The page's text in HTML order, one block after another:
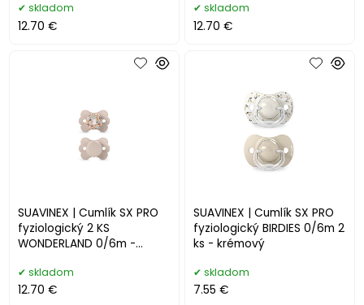
skladom
12.70 €
skladom
12.70 €
SUAVINEX | Cumlík SX PRO
fyziologický 2 KS
WONDERLAND 0/6m -
skladom
12.70 €
SUAVINEX | Cumlík SX PRO
fyziologický BIRDIES 0/6m 2
ks - krémový
skladom
7.55 €